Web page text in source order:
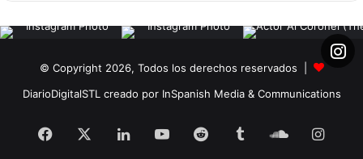
© Copyright 2026, Todos los derechos reservados |
DiarioDigitalSTL creado por InSpanish Media & Communications
Facebook LinkedInYouTubeRedditTumblr